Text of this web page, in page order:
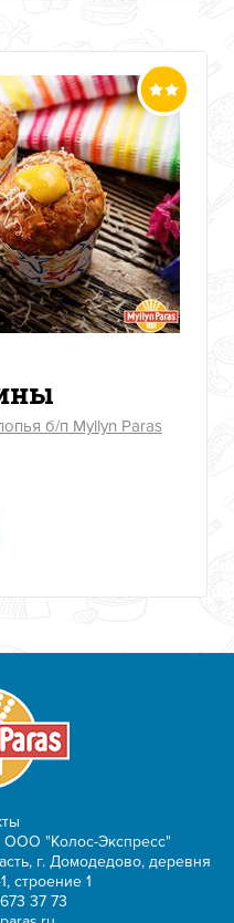
б/п Myllyn Paras
"Колос-Экспресс"
г. Домодедово, деревня
строение 1
37 73